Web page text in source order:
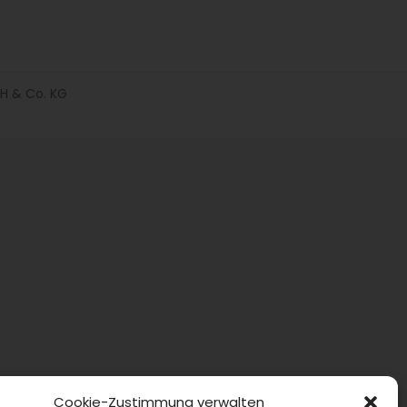
Cookie-Zustimmung verwalten
& Co. KG